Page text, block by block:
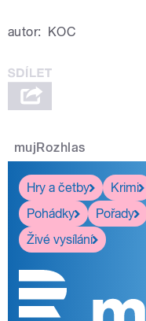
autor: KOC
mujRozhlas
Hry a četby
Krimi
Pohádky
Pořady
Živé vysílání